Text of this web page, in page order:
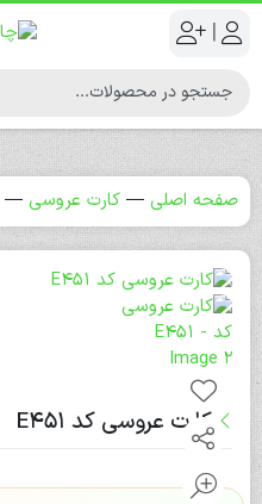
|
صفحه اصلی — کارت عروسی —
کارت عروسی کد E451